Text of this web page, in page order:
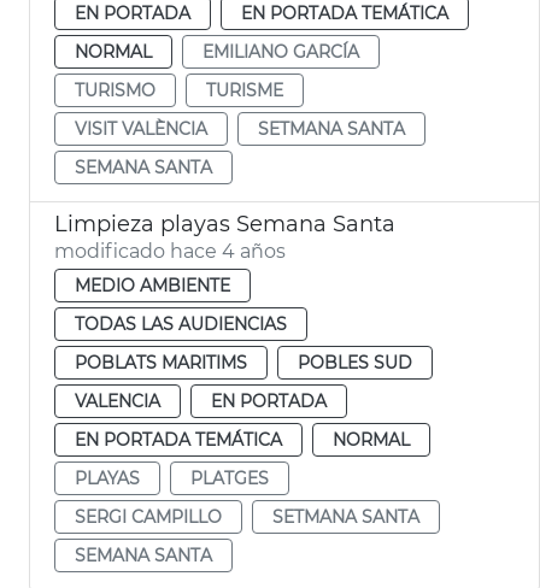
EN PORTADA
EN PORTADA TEMÁTICA
NORMAL
EMILIANO GARCÍA
TURISMO
TURISME
VISIT VALÈNCIA
SETMANA SANTA
SEMANA SANTA
Limpieza playas Semana Santa
modificado hace 4 años
MEDIO AMBIENTE
TODAS LAS AUDIENCIAS
POBLATS MARITIMS
POBLES SUD
VALENCIA
EN PORTADA
EN PORTADA TEMÁTICA
NORMAL
PLAYAS
PLATGES
SERGI CAMPILLO
SETMANA SANTA
SEMANA SANTA